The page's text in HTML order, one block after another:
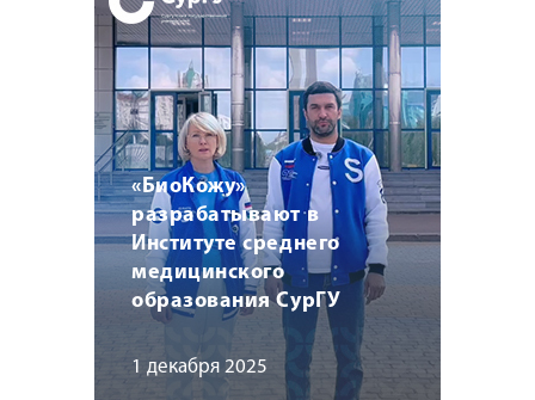
«БиоКожу»
разрабатывают в
Институте среднего
медицинского
образования СурГУ
1 декабря 2025